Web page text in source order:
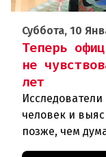
Суббота, 10
Теперь
не
лет
человек и
позже, чем
под тридцать,